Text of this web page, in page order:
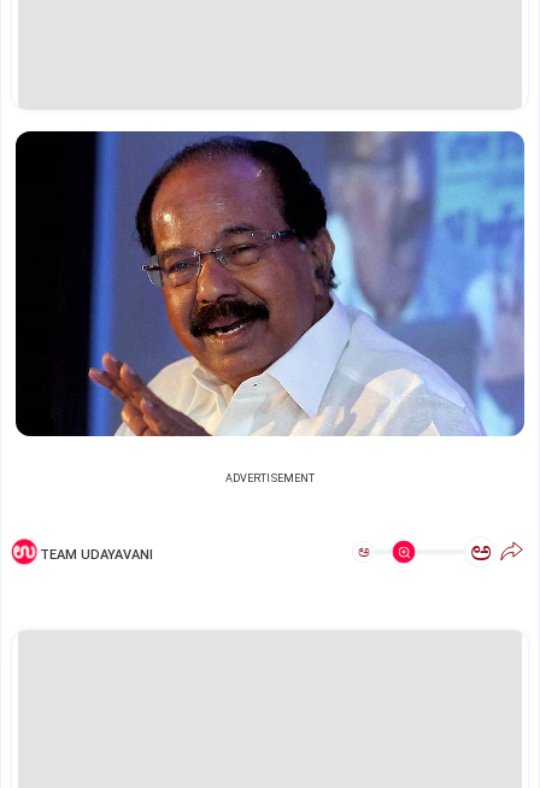
ADVERTISEMENT
TEAM UDAYAVANI ಅ ಅ